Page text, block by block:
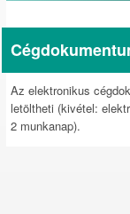
Az elektronikus
letöltheti (kivétel:
2 munkanap).